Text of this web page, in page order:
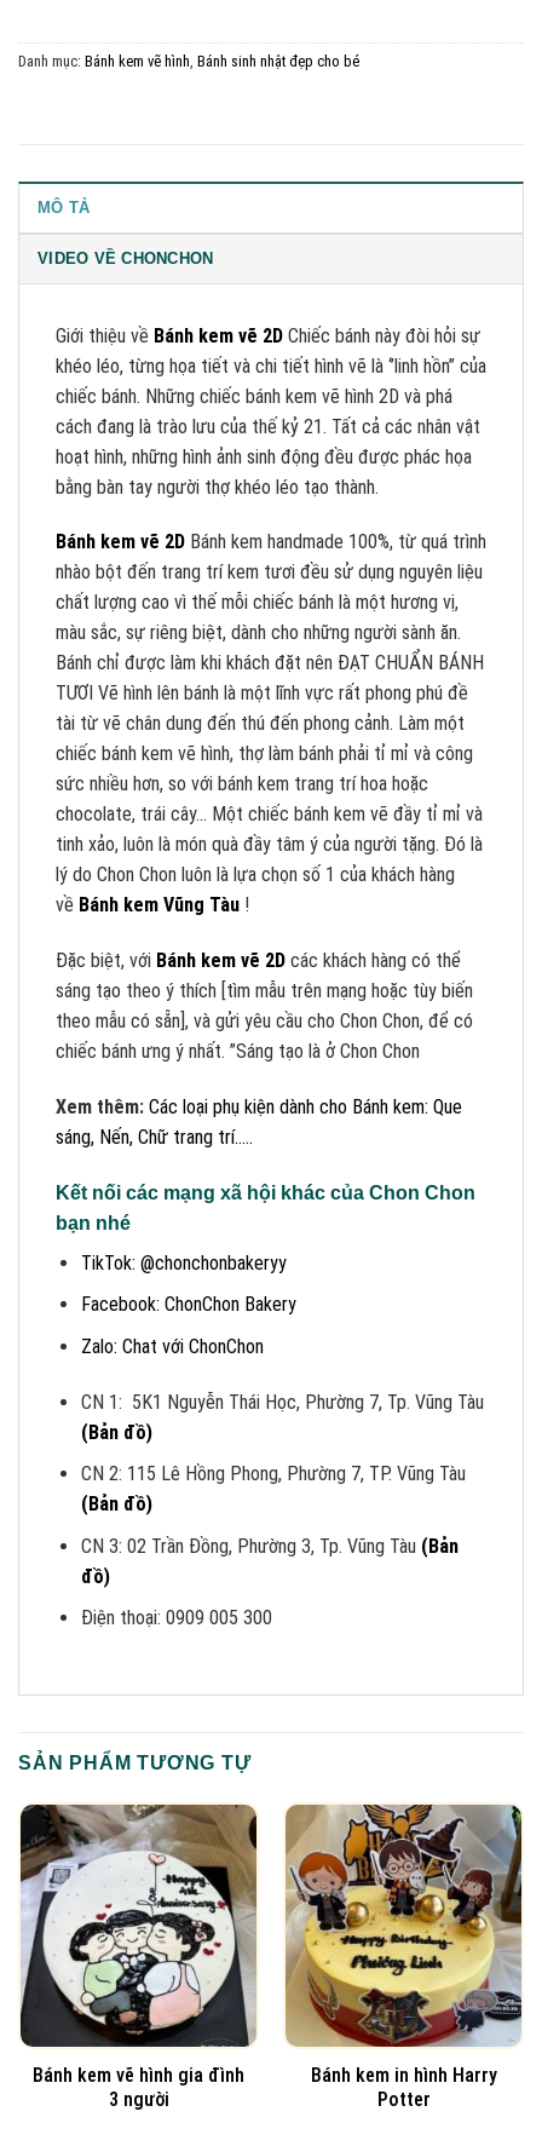
Danh mục: Bánh kem vẽ hình Bánh sinh nhật đẹp cho bé
MÔ TẢ
VIDEO VỀ CHONCHON
Giới thiệu về Bánh kem vẽ 2D Chiếc bánh này đòi hỏi sự
khéo léo, từng họa tiết và chi tiết hình vẽ là ‘’linh hồn” của
chiếc bánh. Những chiếc bánh kem vẽ hình 2D và phá
cách đang là trào lưu của thế kỷ 21. Tất cả các nhân vật
hoạt hình, những hình ảnh sinh động đều được phác họa
bằng bàn tay người thợ khéo léo tạo thành.
Bánh kem vẽ 2D Bánh kem handmade 100%, từ quá trình
nhào bột đến trang trí kem tươi đều sử dụng nguyên liệu
chất lượng cao vì thế mỗi chiếc bánh là một hương vị,
màu sắc, sự riêng biệt, dành cho những người sành ăn.
Bánh chỉ được làm khi khách đặt nên ĐẠT CHUẨN BÁNH
TƯƠI Vẽ hình lên bánh là một lĩnh vực rất phong phú đề
tài từ vẽ chân dung đến thú đến phong cảnh. Làm một
chiếc bánh kem vẽ hình, thợ làm bánh phải tỉ mỉ và công
sức nhiều hơn, so với bánh kem trang trí hoa hoặc
chocolate, trái cây… Một chiếc bánh kem vẽ đầy tỉ mỉ và
tinh xảo, luôn là món quà đầy tâm ý của người tặng. Đó là
lý do Chon Chon luôn là lựa chọn số 1 của khách hàng
về Bánh kem Vũng Tàu !
Đặc biệt, với Bánh kem vẽ 2D các khách hàng có thể
sáng tạo theo ý thích [tìm mẫu trên mạng hoặc tùy biến
theo mẫu có sẵn], và gửi yêu cầu cho Chon Chon, để có
chiếc bánh ưng ý nhất. ”Sáng tạo là ở Chon Chon
Xem thêm: Các loại phụ kiện dành cho Bánh kem: Que
sáng, Nến, Chữ trang trí.....
Kết nối các mạng xã hội khác của Chon Chon
bạn nhé
TikTok: @chonchonbakeryy
Facebook: ChonChon Bakery
Zalo: Chat với ChonChon
CN 1: 5K1 Nguyễn Thái Học, Phường 7, Tp. Vũng Tàu
(Bản đồ)
CN 2: 115 Lê Hồng Phong, Phường 7, TP. Vũng Tàu
(Bản đồ)
CN 3: 02 Trần Đồng, Phường 3, Tp. Vũng Tàu (Bản
đồ)
Điện thoại: 0909 005 300
SẢN PHẨM TƯƠNG TỰ
Bánh kem vẽ hình gia đình
3 người
Bánh kem in hình Harry
Potter